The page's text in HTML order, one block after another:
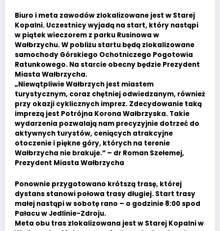
Biuro i meta zawodów zlokalizowane jest w Starej
Kopalni. Uczestnicy wyjadą na start, który nastąpi
w piątek wieczorem z parku Rusinowa w
Wałbrzychu. W pobliżu startu będą zlokalizowane
samochody Górskiego Ochotniczego Pogotowia
Ratunkowego. Na starcie obecny będzie Prezydent
Miasta Wałbrzycha.
„Niewątpliwie Wałbrzych jest miastem
turystycznym, coraz chętniej odwiedzanym, również
przy okazji cyklicznych imprez. Zdecydowanie taką
imprezą jest Potrójna Korona Wałbrzyska. Takie
wydarzenia pozwalają nam precyzyjnie dotrzeć do
aktywnych turystów, ceniących atrakcyjne
otoczenie i piękne góry, których na terenie
Wałbrzycha nie brakuje.” – dr Roman Szełemej,
Prezydent Miasta Wałbrzycha
Ponownie przygotowano krótszą trasę, której
dystans stanowi połowa trasy długiej. Start trasy
małej nastąpi w sobotę rano – o godzinie 8:00 spod
Pałacu w Jedlinie-Zdroju.
Meta obu tras zlokalizowana jest w Starej Kopalni w